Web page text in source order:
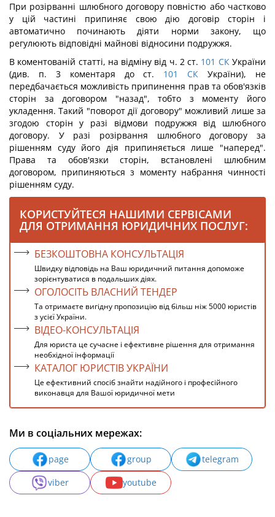
При розірванні шлюбного договору повністю або частково
у цій частині припиняє свою дію договір сторін і
автоматично починають діяти норми закону, що
регулюють відповідні майнові відносини подружжя.
В коментованій статті, на відміну від ч. 2 ст. 101 СКУкраїни
(див. п. 3 коментаря до ст. 101 СК України), не
передбачається можливість припинення прав та обов'язків
сторін за договором "назад", тобто з моменту його
укладення. Такий "поворот дії договору" можливий лише за
згодою сторін у разі відмови подружжя від шлюбного
договору. У разі розірвання шлюбного договору за
рішенням суду його дія припиняється лише "наперед".
Права та обов'язки сторін, встановлені шлюбним
договором, припиняються з моменту набрання чинності
рішенням суду.
КОРИСТУЙТЕСЯ НАШИМИ СЕРВІСАМИ
ДЛЯ ОТРИМАННЯ ЮРИДИЧНИХ ПОСЛУГ:
БЕЗКОШТОВНА КОНСУЛЬТАЦІЯ
Швидку відповідь на Ваш юридичний питання допоможе
зорієнтуватися в подальших діях.
ОГОЛОСІТЬ ВЛАСНИЙ ТЕНДЕР
Та отримаєте вигідну пропозицію від більш ніж 5000 юристів
з усієї України.
ВІДЕО-КОНСУЛЬТАЦІЯ
Для юриста це сучасне і ефективне рішення для отримання
необхідної інформації
КАТАЛОГ ЮРИСТІВ УКРАЇНИ
Це ефективний спосіб знайти надійного і професійного
виконавця для Вашої юридичної мети
Ми в соціальних мережах:
page group
telegram
viber
youtube